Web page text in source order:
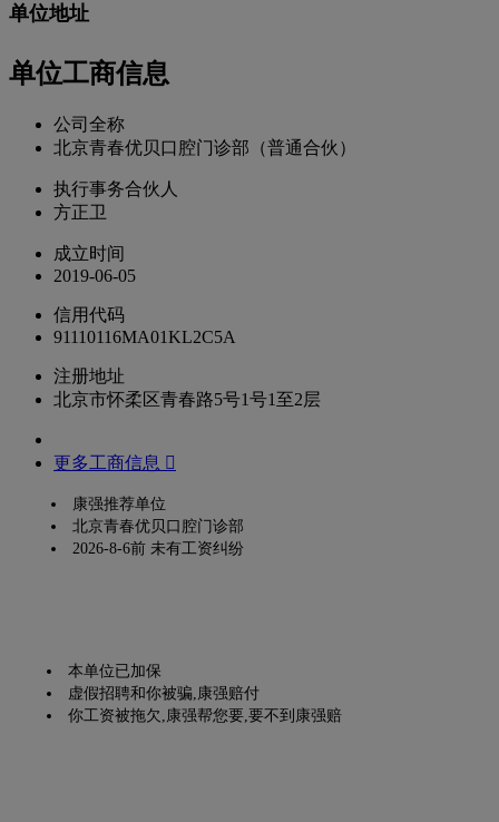
单位地址
单位工商信息
公司全称
北京青春优贝口腔门诊部（普通合伙）
执行事务合伙人
方正卫
成立时间
2019-06-05
信用代码
91110116MA01KL2C5A
注册地址
北京市怀柔区青春路5号1号1至2层
更多工商信息 
康强推荐单位
北京青春优贝口腔门诊部
2026-8-6前 未有工资纠纷
本单位已加保
虚假招聘和你被骗,康强赔付
你工资被拖欠,康强帮您要,要不到康强赔